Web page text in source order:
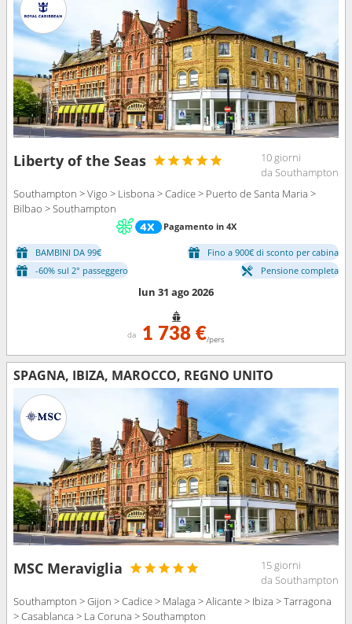
Liberty of the Seas
10 giorni
da Southampton
Southampton > Vigo > Lisbona > Cadice > Puerto de Santa Maria >
Bilbao > Southampton
Pagamento in 4X
BAMBINI DA 99€
Fino a 900€ di sconto per cabina
-60% sul 2° passeggero
Pensione completa
lun 31 ago 2026
da 1 738 €/pers
SPAGNA, IBIZA, MAROCCO, REGNO UNITO
MSC Meraviglia
15 giorni
da Southampton
Southampton > Gijon > Cadice > Malaga > Alicante > Ibiza > Tarragona
> Casablanca > La Coruna > Southampton